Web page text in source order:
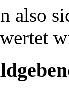
also